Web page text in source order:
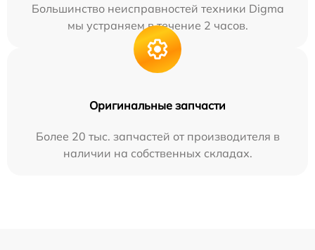
Большинство неисправностей техники Digma
мы устраняем в течение 2 часов.
Оригинальные запчасти
Более 20 тыс. запчастей от производителя в
наличии на собственных складах.